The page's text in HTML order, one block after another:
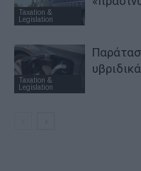
Taxation &
Legislation
Taxation &
Legislation